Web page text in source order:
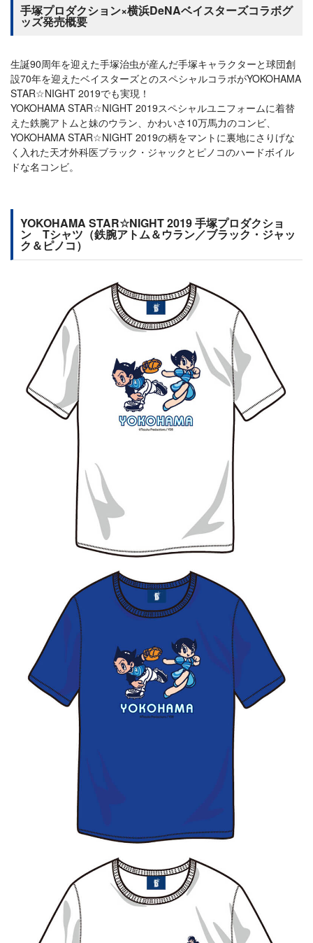
手塚プロダクション×横浜DeNAベイスターズコラボグ
ッズ発売概要
生誕90周年を迎えた手塚治虫が産んだ手塚キャラクターと球団創
設70年を迎えたベイスターズとのスペシャルコラボがYOKOHAMA
STAR☆NIGHT 2019でも実現！
YOKOHAMA STAR☆NIGHT 2019スペシャルユニフォームに着替
えた鉄腕アトムと妹のウラン、かわいさ10万馬力のコンビ、
YOKOHAMA STAR☆NIGHT 2019の柄をマントに裏地にさりげな
く入れた天才外科医ブラック・ジャックとピノコのハードボイル
ドな名コンビ。
YOKOHAMA STAR☆NIGHT 2019 手塚プロダクショ
ン Tシャツ（鉄腕アトム＆ウラン／ブラック・ジャッ
ク＆ピノコ）